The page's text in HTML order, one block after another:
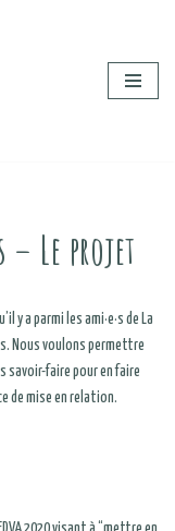
– Le projet
y a parmi les ami·e·s de La
Nous voulons permettre
savoir-faire pour en faire
de mise en relation.